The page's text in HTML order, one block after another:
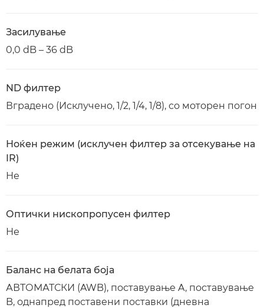
Засилување
0,0 dB – 36 dB
ND филтер
Вградено (Исклучено, 1/2, 1/4, 1/8), со моторен погон
Ноќен режим (исклучен филтер за отсекување на
IR)
Не
Оптички нископропусен филтер
Не
Баланс на белата боја
АВТОМАТСКИ (AWB), поставување A, поставување
B, однапред поставени поставки (дневна